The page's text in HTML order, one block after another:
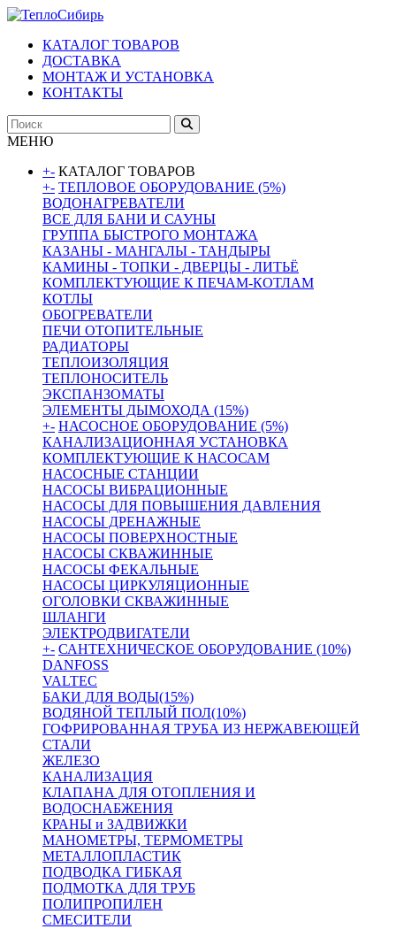
КАТАЛОГ ТОВАРОВ
ДОСТАВКА
МОНТАЖ И УСТАНОВКА
КОНТАКТЫ
МЕНЮ
+- КАТАЛОГ ТОВАРОВ
+- ТЕПЛОВОЕ ОБОРУДОВАНИЕ (5%)
ВОДОНАГРЕВАТЕЛИ
ВСЕ ДЛЯ БАНИ И САУНЫ
ГРУППА БЫСТРОГО МОНТАЖА
КАЗАНЫ - МАНГАЛЫ - ТАНДЫРЫ
КАМИНЫ - ТОПКИ - ДВЕРЦЫ - ЛИТЬЁ
КОМПЛЕКТУЮЩИЕ К ПЕЧАМ-КОТЛАМ
КОТЛЫ
ОБОГРЕВАТЕЛИ
ПЕЧИ ОТОПИТЕЛЬНЫЕ
РАДИАТОРЫ
ТЕПЛОИЗОЛЯЦИЯ
ТЕПЛОНОСИТЕЛЬ
ЭКСПАНЗОМАТЫ
ЭЛЕМЕНТЫ ДЫМОХОДА (15%)
+- НАСОСНОЕ ОБОРУДОВАНИЕ (5%)
КАНАЛИЗАЦИОННАЯ УСТАНОВКА
КОМПЛЕКТУЮЩИЕ К НАСОСАМ
НАСОСНЫЕ СТАНЦИИ
НАСОСЫ ВИБРАЦИОННЫЕ
НАСОСЫ ДЛЯ ПОВЫШЕНИЯ ДАВЛЕНИЯ
НАСОСЫ ДРЕНАЖНЫЕ
НАСОСЫ ПОВЕРХНОСТНЫЕ
НАСОСЫ СКВАЖИННЫЕ
НАСОСЫ ФЕКАЛЬНЫЕ
НАСОСЫ ЦИРКУЛЯЦИОННЫЕ
ОГОЛОВКИ СКВАЖИННЫЕ
ШЛАНГИ
ЭЛЕКТРОДВИГАТЕЛИ
+- САНТЕХНИЧЕСКОЕ ОБОРУДОВАНИЕ (10%)
DANFOSS
VALTEC
БАКИ ДЛЯ ВОДЫ(15%)
ВОДЯНОЙ ТЕПЛЫЙ ПОЛ(10%)
ГОФРИРОВАННАЯ ТРУБА ИЗ НЕРЖАВЕЮЩЕЙ
СТАЛИ
ЖЕЛЕЗО
КАНАЛИЗАЦИЯ
КЛАПАНА ДЛЯ ОТОПЛЕНИЯ И
ВОДОСНАБЖЕНИЯ
КРАНЫ и ЗАДВИЖКИ
МАНОМЕТРЫ, ТЕРМОМЕТРЫ
МЕТАЛЛОПЛАСТИК
ПОДВОДКА ГИБКАЯ
ПОДМОТКА ДЛЯ ТРУБ
ПОЛИПРОПИЛЕН
СМЕСИТЕЛИ